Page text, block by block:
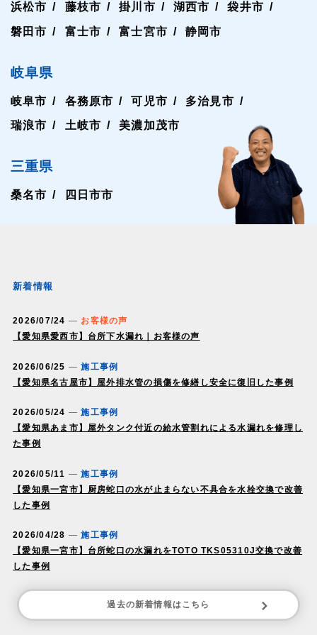
浜松市 藤枝市 掛川市 湖西市 袋井市
磐田市 富士市 富士宮市 静岡市
岐阜県
岐阜市 各務原市 可児市 多治見市
瑞浪市 土岐市 美濃加茂市
三重県
桑名市 四日市市
新着情報
2026/07/24
お客様の声
【愛知県愛西市】台所下水漏れ｜お客様の声
2026/06/25
施工事例
【愛知県名古屋市】屋外排水管の損傷を修繕し安全に復旧した事例
2026/05/24
施工事例
【愛知県あま市】屋外タンク付近の給水管割れによる水漏れを修理し
た事例
2026/05/11
施工事例
【愛知県一宮市】厨房蛇口の水が止まらない不具合を水栓交換で改善
した事例
2026/04/28
施工事例
【愛知県一宮市】台所蛇口の水漏れをTOTO TKS05310J交換で改善
した事例
過去の新着情報はこちら